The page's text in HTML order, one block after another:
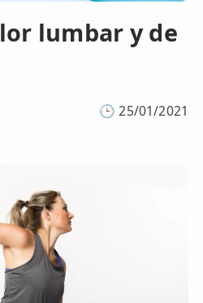
lumbar y de
🕒 25/01/2021